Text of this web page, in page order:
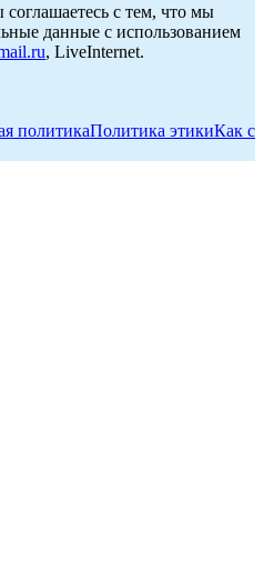
с тем, что мы
данные с использованием
, LiveInternet.
политикаПолитика этикиКак с